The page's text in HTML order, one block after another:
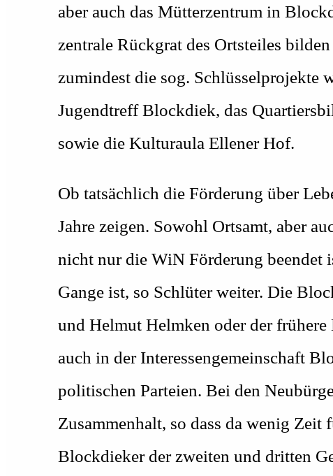
aber auch das Mütterzentrum in
zentrale Rückgrat des Ortsteiles
zumindest die sog. Schlüsselprojekte
Jugendtreff Blockdiek, das
sowie die Kulturaula Ellener Hof.
Ob tatsächlich die Förderung über
Jahre zeigen. Sowohl Ortsamt, aber
nicht nur die WiN Förderung beendet
Gange ist, so Schlüter weiter. Die
und Helmut Helmken oder der
auch in der Interessengemeinschaft
politischen Parteien. Bei den
Zusammenhalt, so dass da wenig
Blockdieker der zweiten und dritten